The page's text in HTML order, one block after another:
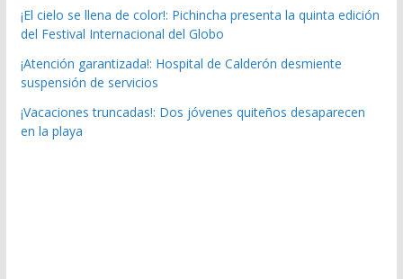
¡El cielo se llena de color!: Pichincha presenta la quinta edición
del Festival Internacional del Globo
¡Atención garantizada!: Hospital de Calderón desmiente
suspensión de servicios
¡Vacaciones truncadas!: Dos jóvenes quiteños desaparecen
en la playa